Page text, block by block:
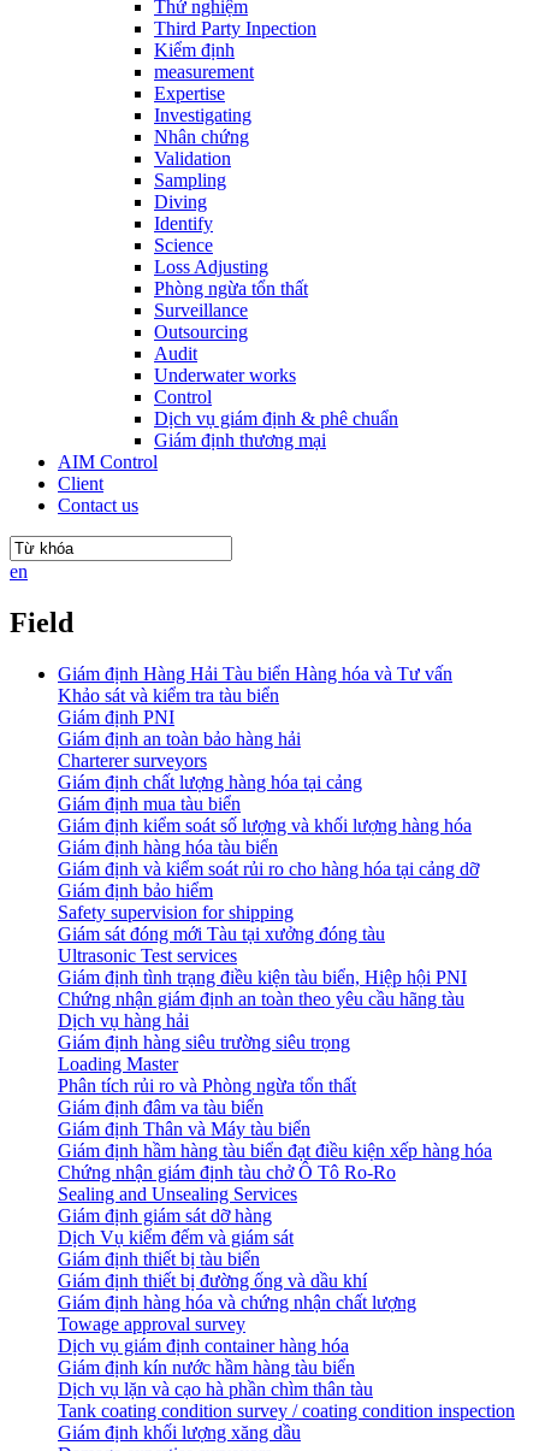
Thử nghiệm
Third Party Inpection
Kiểm định
measurement
Expertise
Investigating
Nhân chứng
Validation
Sampling
Diving
Identify
Science
Loss Adjusting
Phòng ngừa tổn thất
Surveillance
Outsourcing
Audit
Underwater works
Control
Dịch vụ giám định & phê chuẩn
Giám định thương mại
AIM Control
Client
Contact us
en
Field
Giám định Hàng Hải Tàu biển Hàng hóa và Tư vấn
Khảo sát và kiểm tra tàu biển
Giám định PNI
Giám định an toàn bảo hàng hải
Charterer surveyors
Giám định chất lượng hàng hóa tại cảng
​Giám định mua tàu biển
Giám định kiểm soát số lượng và khối lượng hàng hóa
Giám định hàng hóa tàu biển
Giám định và kiểm soát rủi ro cho hàng hóa tại cảng dỡ
Giám định bảo hiểm
Safety supervision for shipping
Giám sát đóng mới Tàu tại xưởng đóng tàu
Ultrasonic Test services
Giám định tình trạng điều kiện tàu biển, Hiệp hội PNI
Chứng nhận giám định an toàn theo yêu cầu hãng tàu
Dịch vụ hàng hải
Giám định hàng siêu trường siêu trọng
Loading Master
Phân tích rủi ro và Phòng ngừa tổn thất
​Giám định đâm va tàu biển
Giám định Thân và Máy tàu biển
​Giám định hầm hàng tàu biển đạt điều kiện xếp hàng hóa
Chứng nhận giám định tàu chở Ô Tô Ro-Ro
Sealing and Unsealing Services
Giám định giám sát dỡ hàng
Dịch Vụ kiểm đếm và giám sát
Giám định thiết bị tàu biển
Giám định thiết bị đường ống và dầu khí
Giám định hàng hóa và chứng nhận chất lượng
Towage approval survey
Dịch vụ giám định container hàng hóa
Giám định kín nước hầm hàng tàu biển
Dịch vụ lặn và cạo hà phần chìm thân tàu
Tank coating condition survey / coating condition inspection
Giám định khối lượng xăng dầu